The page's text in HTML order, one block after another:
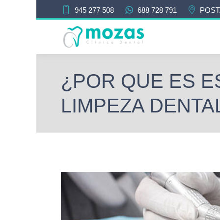
945 277 508 688 728 791
¿POR QUE ES
LIMPEZA